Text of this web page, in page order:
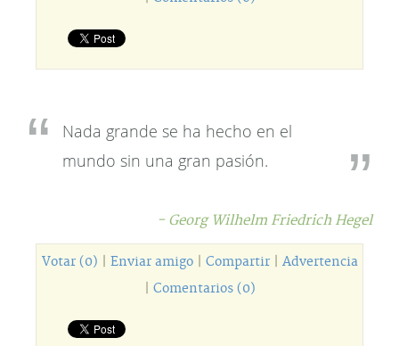
Nada grande se ha hecho en el
mundo sin una gran pasión.
- Georg Wilhelm Friedrich Hegel
Votar (0) Enviar amigo| Compartir| Advertencia
Comentarios (0)